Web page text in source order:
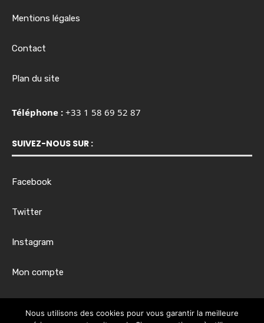
Mentions légales
Contact
Plan du site
Téléphone : +33 1 58 69 52 87
SUIVEZ-NOUS SUR :
Facebook
Twitter
Instagram
Mon compte
Nous utilisons des cookies pour vous garantir la meilleure